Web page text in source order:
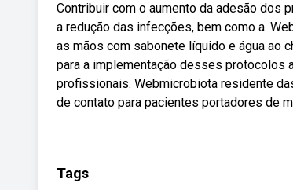
Contribuir com o aumento da adesão dos
a redução das infecções, bem como a.
as mãos com sabonete líquido e água ao
para a implementação desses protocolos
profissionais. Webmicrobiota residente
de contato para pacientes portadores de
Tags